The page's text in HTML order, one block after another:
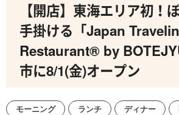
【開店】東海エリア初！
手掛ける「Japan
Restaurant® by
市に8/1(金)オープン
モーニング ランチ ディナー